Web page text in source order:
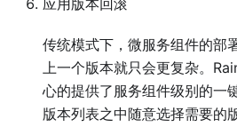
应用版本回滚
传统模式下，微服务组件的部
上一个版本就只会更复杂。
心的提供了服务组件级别的一
版本列表之中随意选择需要的